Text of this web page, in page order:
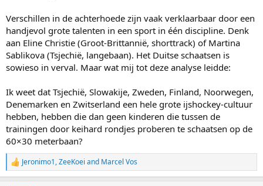
Verschillen in de achterhoede zijn vaak verklaarbaar door een
handjevol grote talenten in een sport in één discipline. Denk
aan Eline Christie (Groot-Brittannië, shorttrack) of Martina
Sablikova (Tsjechië, langebaan). Het Duitse schaatsen is
sowieso in verval. Maar wat mij tot deze analyse leidde:
Ik weet dat Tsjechië, Slowakije, Zweden, Finland, Noorwegen,
Denemarken en Zwitserland een hele grote ijshockey-cultuur
hebben, hebben die dan geen kinderen die tussen de
trainingen door keihard rondjes proberen te schaatsen op de
60×30 meterbaan?
R
e
Jeronimo1,ZeeKoei and Marcel Vos